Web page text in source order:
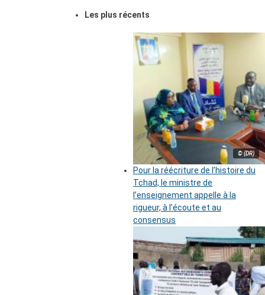
Les plus récents
© (DR)
Pour la réécriture de l’histoire du
Tchad, le ministre de
l’enseignement appelle à la
rigueur, à l’écoute et au
consensus